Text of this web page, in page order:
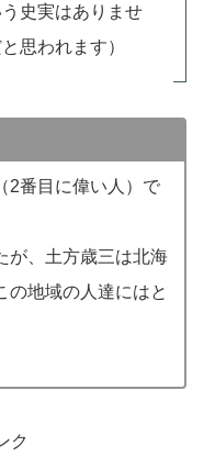
史実はありませ
思われます）
2番目に偉い人）で
が、土方歳三は北海
の地域の人達にはと
ク